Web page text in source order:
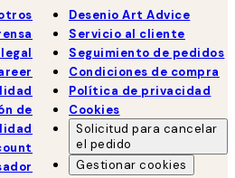
de
Desenio Art Advice
Servicio al cliente
Seguimiento de pedidos
Condiciones de compra
Política de privacidad
Cookies
Solicitud para cancelar
el pedido
Gestionar cookies